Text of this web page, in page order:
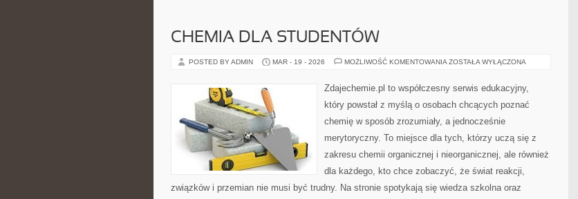
CHEMIA DLA STUDENTÓW
POSTED BY ADMIN MAR - 19 - 2026 MOŻLIWOŚĆ KOMENTOWANIA CHEMIA
ZOSTAŁA WYŁĄCZONA
Zdajechemie.pl to współczesny serwis edukacyjny,
który powstał z myślą o osobach chcących poznać
chemię w sposób zrozumiały, a jednocześnie
merytoryczny. To miejsce dla tych, którzy uczą się z
zakresu chemii organicznej i nieorganicznej, ale również
dla każdego, kto chce zobaczyć, że świat reakcji,
związków i przemian nie musi być trudny. Na stronie spotykają się wiedza szkolna oraz